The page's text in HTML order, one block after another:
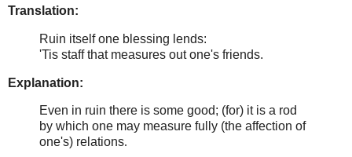
Translation:
Ruin itself one blessing lends:
'Tis staff that measures out one's friends.
Explanation:
Even in ruin there is some good; (for) it is a rod
by which one may measure fully (the affection of
one's) relations.